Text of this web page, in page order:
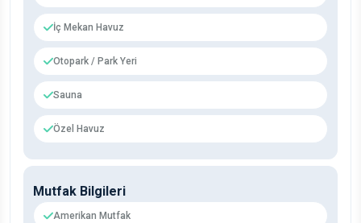
İç Mekan Havuz
Otopark / Park Yeri
Sauna
Özel Havuz
Mutfak Bilgileri
Amerikan Mutfak